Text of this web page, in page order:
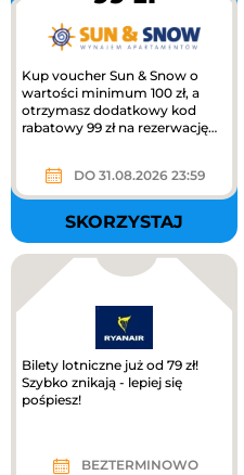
Kup voucher Sun & Snow o
wartości minimum 100 zł, a
otrzymasz dodatkowy kod
rabatowy 99 zł na rezerwację
DO 31.08.2026 23:59
SKORZYSTAJ
Bilety lotniczne już od 79 zł!
Szybko znikają - lepiej się
pośpiesz!
BEZTERMINOWO